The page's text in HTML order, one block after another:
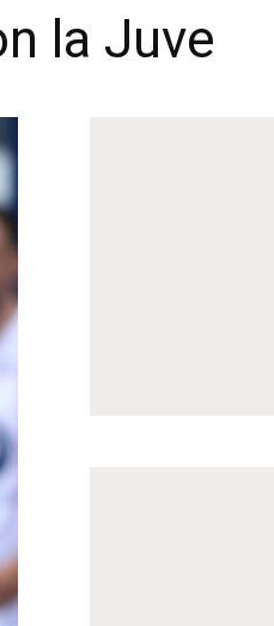
la Juve